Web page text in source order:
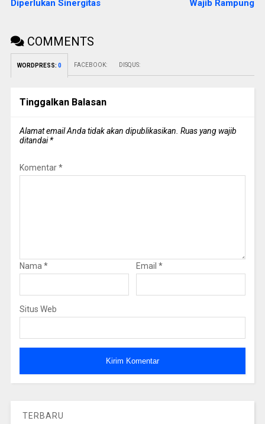
Diperlukan Sinergitas
Wajib Rampung
COMMENTS
WORDPRESS: 0 FACEBOOK: DISQUS:
Tinggalkan Balasan
Alamat email Anda tidak akan dipublikasikan. Ruas yang wajib
ditandai*
Komentar*
Nama * Email *
Situs Web
TERBARU